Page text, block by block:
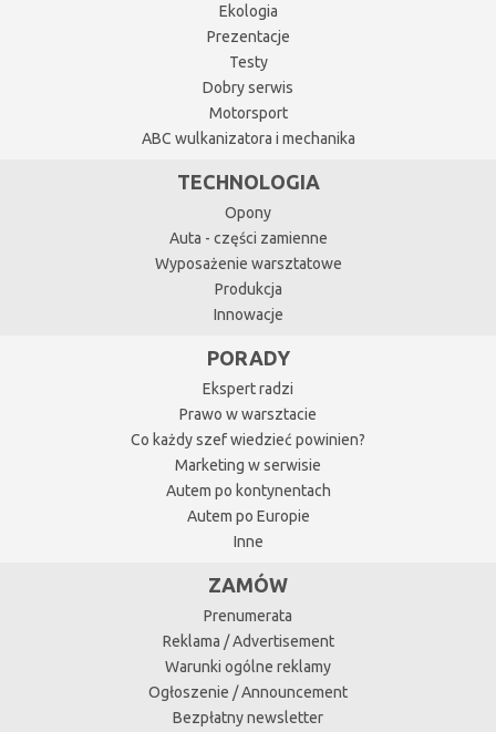
Ekologia
Prezentacje
Testy
Dobry serwis
Motorsport
ABC wulkanizatora i mechanika
TECHNOLOGIA
Opony
Auta - części zamienne
Wyposażenie warsztatowe
Produkcja
Innowacje
PORADY
Ekspert radzi
Prawo w warsztacie
Co każdy szef wiedzieć powinien?
Marketing w serwisie
Autem po kontynentach
Autem po Europie
Inne
ZAMÓW
Prenumerata
Reklama / Advertisement
Warunki ogólne reklamy
Ogłoszenie / Announcement
Bezpłatny newsletter